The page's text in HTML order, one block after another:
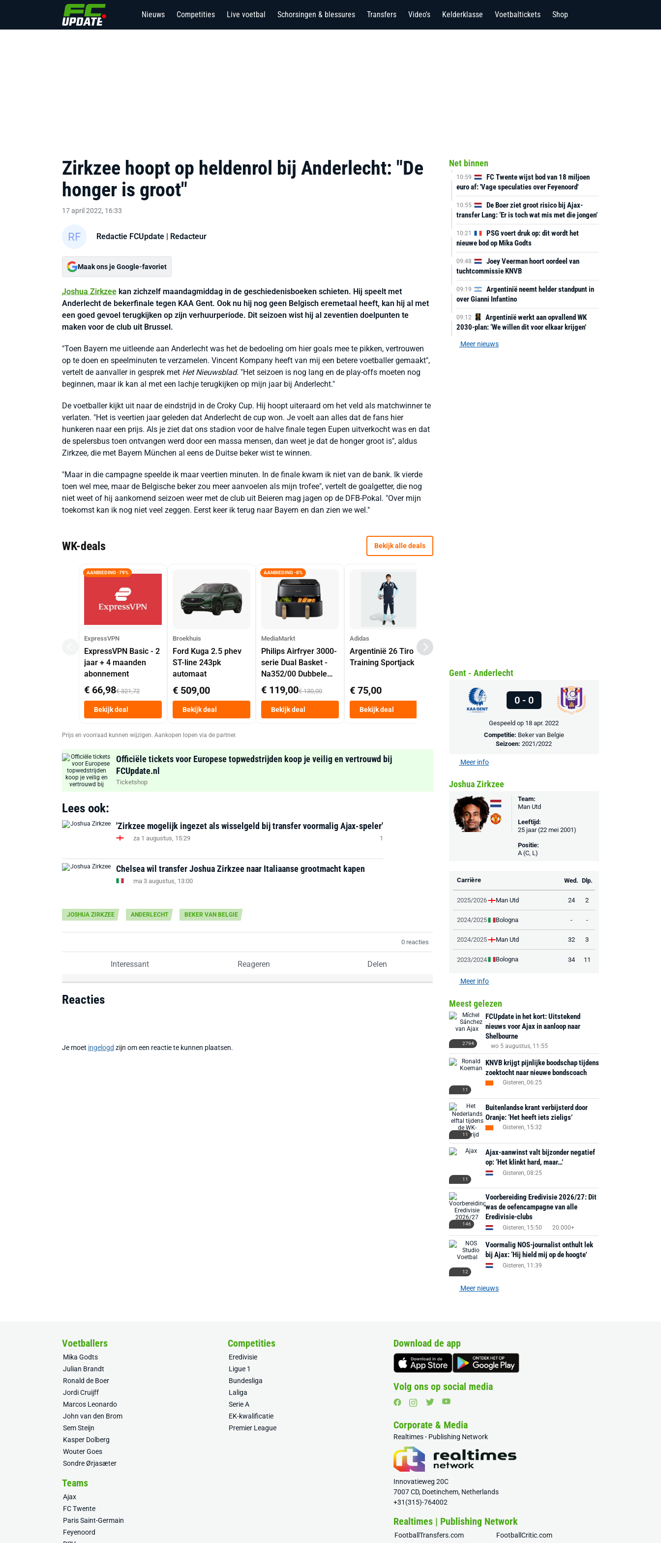
Nieuws Competities Live voetbal Schorsingen & blessures Transfers Video's Kelderklasse Voetbaltickets Shop
Zirkzee hoopt op heldenrol bij Anderlecht: "De
honger is groot"
17 april 2022, 16:33
Redactie FCUpdate | Redacteur
Maak ons je Google-favoriet
Joshua Zirkzee kan zichzelf maandagmiddag in de geschiedenisboeken schieten. Hij speelt met
Anderlecht de bekerfinale tegen KAA Gent. Ook nu hij nog geen Belgisch eremetaal heeft, kan hij al met
een goed gevoel terugkijken op zijn verhuurperiode. Dit seizoen wist hij al zeventien doelpunten te
maken voor de club uit Brussel.
"Toen Bayern me uitleende aan Anderlecht was het de bedoeling om hier goals mee te pikken, vertrouwen
op te doen en speelminuten te verzamelen. Vincent Kompany heeft van mij een betere voetballer gemaakt",
vertelt de aanvaller in gesprek met Het Nieuwsblad. "Het seizoen is nog lang en de play-offs moeten nog
beginnen, maar ik kan al met een lachje terugkijken op mijn jaar bij Anderlecht."
De voetballer kijkt uit naar de eindstrijd in de Croky Cup. Hij hoopt uiteraard om het veld als matchwinner te
verlaten. "Het is veertien jaar geleden dat Anderlecht de cup won. Je voelt aan alles dat de fans hier
hunkeren naar een prijs. Als je ziet dat ons stadion voor de halve finale tegen Eupen uitverkocht was en dat
de spelersbus toen ontvangen werd door een massa mensen, dan weet je dat de honger groot is", aldus
Zirkzee, die met Bayern München al eens de Duitse beker wist te winnen.
"Maar in die campagne speelde ik maar veertien minuten. In de finale kwam ik niet van de bank. Ik vierde
toen wel mee, maar de Belgische beker zou meer aanvoelen als mijn trofee", vertelt de goalgetter, die nog
niet weet of hij aankomend seizoen weer met de club uit Beieren mag jagen op de DFB-Pokal. "Over mijn
toekomst kan ik nog niet veel zeggen. Eerst keer ik terug naar Bayern en dan zien we wel."
WK-deals Bekijk alle deals
AANBIEDING -79%
ExpressVPN
ExpressVPN Basic - 2
jaar + 4 maanden
abonnement
€ 66,98€ 321,72
Bekijk deal
Broekhuis
Ford Kuga 2.5 phev
ST-line 243pk
automaat
€ 509,00
Bekijk deal
AANBIEDING -8%
MediaMarkt
Philips Airfryer 3000-
serie Dual Basket -
Na352/00 Dubbele
Mand 9 L Tot 6
Personen
Heteluchtfriteuse
Zwart
€ 119,00€ 130,00
Bekijk deal
Adidas
Argentinië 26 Tiro
Training Sportjack
€ 75,00
Bekijk deal
€ 29,99
Bekijk deal
€ 78,00 € 130,00
Bekijk deal
Prijs en voorraad kunnen wijzigen. Aankopen lopen via de partner.
Officiële tickets voor Europese topwedstrijden koop je veilig en vertrouwd bij
FCUpdate.nl
Ticketshop
Lees ook:
'Zirkzee mogelijk ingezet als wisselgeld bij transfer voormalig Ajax-speler'
za 1 augustus, 15:29 1
Chelsea wil transfer Joshua Zirkzee naar Italiaanse grootmacht kapen
ma 3 augustus, 13:00
JOSHUA ZIRKZEE ANDERLECHT BEKER VAN BELGIE
0 reacties
Interessant Reageren Delen
Reacties
Je moet ingelogd zijn om een reactie te kunnen plaatsen.
Net binnen
10:59
FC Twente wijst bod van 18 miljoen
euro af: 'Vage speculaties over Feyenoord'
10:55
De Boer ziet groot risico bij Ajax-
transfer Lang: ‘Er is toch wat mis met die jongen’
10:21
PSG voert druk op: dit wordt het
nieuwe bod op Mika Godts
09:48
Joey Veerman hoort oordeel van
tuchtcommissie KNVB
09:19
Argentinië neemt helder standpunt in
over Gianni Infantino
09:12
Argentinië werkt aan opvallend WK
2030-plan: ‘We willen dit voor elkaar krijgen’
Meer nieuws
Gent - Anderlecht
0 - 0
Gespeeld op 18 apr. 2022
Competitie: Beker van Belgie
Seizoen:2021/2022
Meer info
Joshua Zirkzee
Team:
Man Utd
Leeftijd:
25 jaar (22 mei 2001)
Positie:
A (C, L)
Carrière Wed. Dlp.
2025/2026 Man Utd 24 2
2024/2025 Bologna - -
2024/2025 Man Utd 32 3
2023/2024 Bologna 34 11
Meer info
Meest gelezen
2794
FCUpdate in het kort: Uitstekend
nieuws voor Ajax in aanloop naar
Shelbourne
wo 5 augustus, 11:55
11
KNVB krijgt pijnlijke boodschap tijdens
zoektocht naar nieuwe bondscoach
Gisteren, 06:25
11
Buitenlandse krant verbijsterd door
Oranje: ‘Het heeft iets zieligs’
Gisteren, 15:32
11
Ajax-aanwinst valt bijzonder negatief
op: ‘Het klinkt hard, maar…’
Gisteren, 08:25
146
Voorbereiding Eredivisie 2026/27: Dit
was de oefencampagne van alle
Eredivisie-clubs
Gisteren, 15:50 20.000+
12
Voormalig NOS-journalist onthult lek
bij Ajax: ‘Hij hield mij op de hoogte'
Gisteren, 11:39
Meer nieuws
Voetballers
Mika Godts
Julian Brandt
Ronald de Boer
Jordi Cruijff
Marcos Leonardo
John van den Brom
Sem Steijn
Kasper Dolberg
Wouter Goes
Sondre Ørjasæter
Competities
Eredivisie
Ligue 1
Bundesliga
Laliga
Serie A
EK-kwalificatie
Premier League
Teams
Ajax
FC Twente
Paris Saint-Germain
Feyenoord
Download de app
Volg ons op social media
Corporate & Media
Realtimes - Publishing Network
Innovatieweg 20C
7007 CD, Doetinchem, Netherlands
+31(315)-764002
Realtimes | Publishing Network
FootballTransfers.com FootballCritic.com